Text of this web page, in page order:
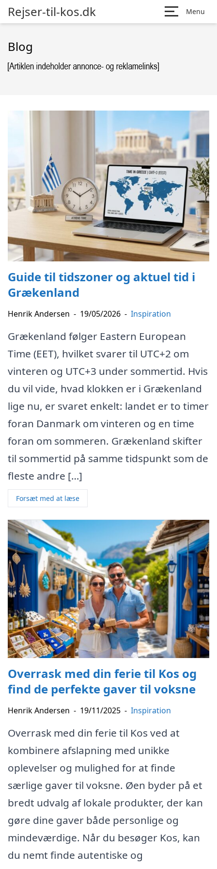
Rejser-til-kos.dk Menu
Blog
Guide til tidszoner og aktuel tid i
Grækenland
Henrik Andersen - 19/05/2026 - Inspiration
Grækenland følger Eastern European
Time (EET), hvilket svarer til UTC+2 om
vinteren og UTC+3 under sommertid. Hvis
du vil vide, hvad klokken er i Grækenland
lige nu, er svaret enkelt: landet er to timer
foran Danmark om vinteren og en time
foran om sommeren. Grækenland skifter
til sommertid på samme tidspunkt som de
fleste andre […]
Forsæt med at læse
Overrask med din ferie til Kos og
find de perfekte gaver til voksne
Henrik Andersen - 19/11/2025 - Inspiration
Overrask med din ferie til Kos ved at
kombinere afslapning med unikke
oplevelser og mulighed for at finde
særlige gaver til voksne. Øen byder på et
bredt udvalg af lokale produkter, der kan
gøre dine gaver både personlige og
mindeværdige. Når du besøger Kos, kan
du nemt finde autentiske og